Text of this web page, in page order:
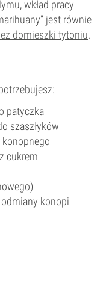
wkład pracy
jest równie
domieszki tytoniu.
patyczka
szaszłyków
cukrem
konopi